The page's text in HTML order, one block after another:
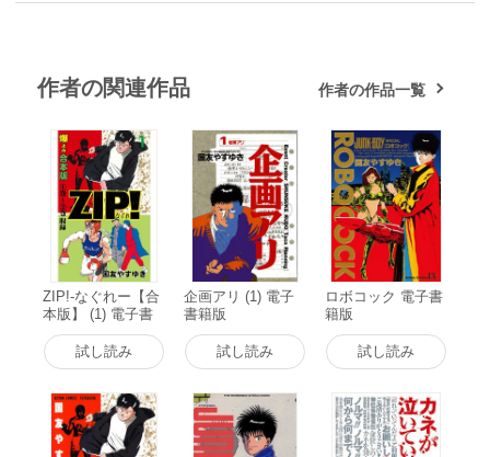
作者の関連作品 作者の作品一覧
ZIP!-なぐれー【合
本版】 (1) 電子書
籍版
試し読み
企画アリ (1) 電子
書籍版
試し読み
ロボコック 電子書
籍版
試し読み